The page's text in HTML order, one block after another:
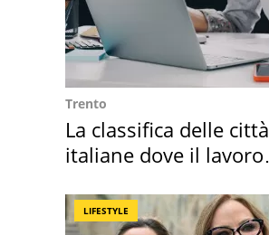
Trento
La classifica delle città
italiane dove il lavoro
LIFESTYLE